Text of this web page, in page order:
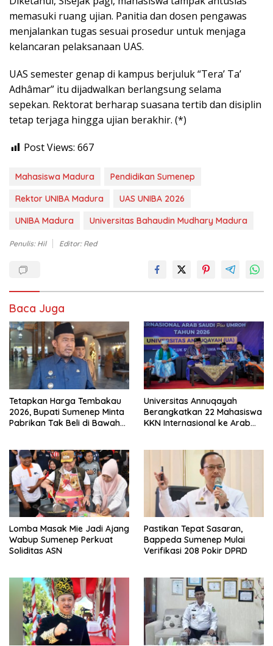
memasuki ruang ujian. Panitia dan dosen pengawas
menjalankan tugas sesuai prosedur untuk menjaga
kelancaran pelaksanaan UAS.
UAS semester genap di kampus berjuluk “Tera’ Ta’
Adhâmar” itu dijadwalkan berlangsung selama
sepekan. Rektorat berharap suasana tertib dan disiplin
tetap terjaga hingga ujian berakhir. (*)
Post Views: 667
Mahasiswa Madura
Pendidikan Sumenep
Rektor UNIBA Madura
UAS UNIBA 2026
UNIBA Madura
Universitas Bahaudin Mudhary Madura
Penulis: Hil Editor: Red
Baca Juga
Tetapkan Harga Tembakau
2026, Bupati Sumenep Minta
Pabrikan Tak Beli di Bawah
Universitas Annuqayah
Berangkatkan 22 Mahasiswa
KKN Internasional ke Arab
Lomba Masak Mie Jadi Ajang
Wabup Sumenep Perkuat
Soliditas ASN
Pastikan Tepat Sasaran,
Bappeda Sumenep Mulai
Verifikasi 208 Pokir DPRD